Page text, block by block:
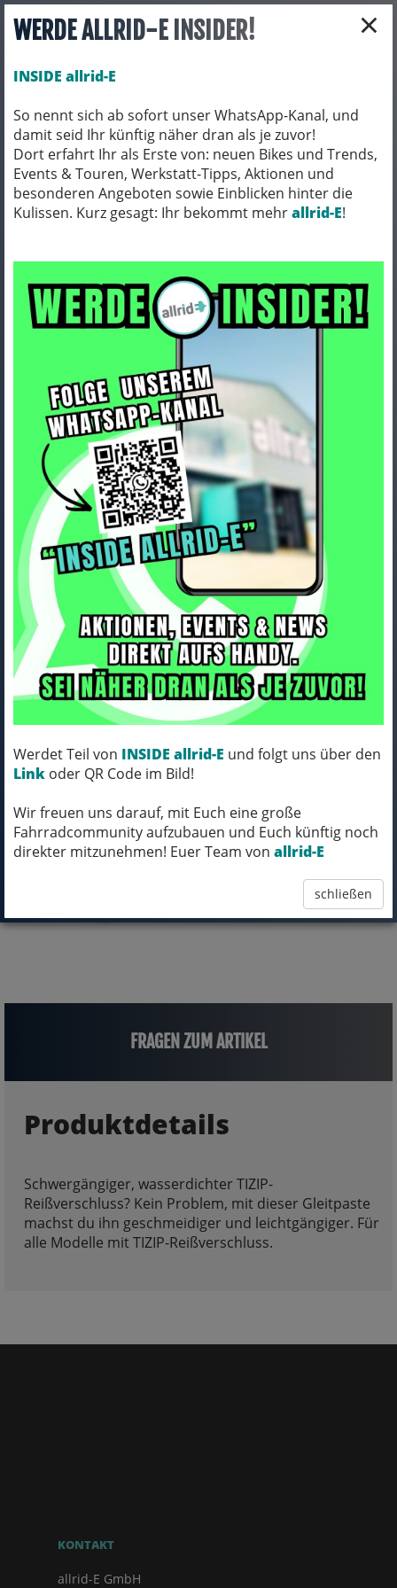
×
WERDE ALLRID-E INSIDER!
INSIDE allrid-E
So nennt sich ab sofort unser WhatsApp-Kanal, und
damit seid Ihr künftig näher dran als je zuvor!
Dort erfahrt Ihr als Erste von: neuen Bikes und Trends,
Events & Touren, Werkstatt-Tipps, Aktionen und
besonderen Angeboten sowie Einblicken hinter die
Kulissen. Kurz gesagt: Ihr bekommt mehrallrid-E!
Werdet Teil von INSIDE allrid-E und folgt uns über den
Link oder QR Code im Bild!
Wir freuen uns darauf, mit Euch eine große
Fahrradcommunity aufzubauen und Euch künftig noch
direkter mitzunehmen! Euer Team von allrid-E
schließen
Toggle navigation
FAHRRADZUBEHÖR PACKTASCHEN / ORTLIEB
ORTLIEB Gleitpaste für TIZIP-
Reissverschluss
Art.Nr. e134
Farbe: silver
MICH KANNST DU BESTELLEN - MIT
ABHOLUNG IN NORTORF!
pro Stück (inkl. MwSt.)
8,50 EUR
FRAGEN ZUM ARTIKEL
Produktdetails
Schwergängiger, wasserdichter TIZIP-
Reißverschluss? Kein Problem, mit dieser Gleitpaste
machst du ihn geschmeidiger und leichtgängiger. Für
alle Modelle mit TIZIP-Reißverschluss.
KONTAKT
allrid-E GmbH